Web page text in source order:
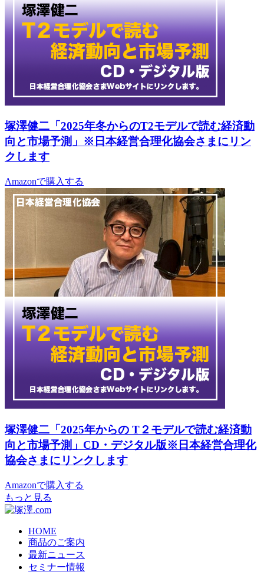
塚澤健二「2025年冬からのT2モデルで読む経済動
向と市場予測」※日本経営合理化協会さまにリン
クします
Amazonで購入する
塚澤健二「2025年からの T２モデルで読む経済動
向と市場予測」CD・デジタル版※日本経営合理化
協会さまにリンクします
Amazonで購入する
もっと見る
HOME
商品のご案内
最新ニュース
セミナー情報